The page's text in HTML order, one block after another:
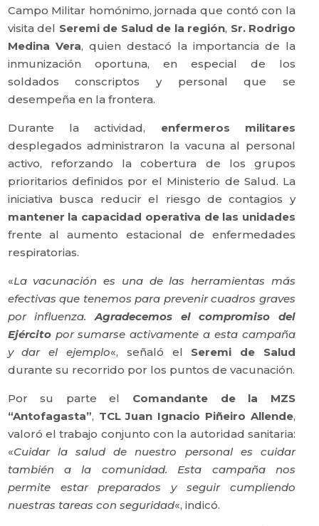
Campo Militar homónimo, jornada que contó con la
visita del Seremi de Salud de la región, Sr. Rodrigo
Medina Vera, quien destacó la importancia de la
inmunización oportuna, en especial de los
soldados conscriptos y personal que se
desempeña en la frontera.
Durante la actividad, enfermeros militares
desplegados administraron la vacuna al personal
activo, reforzando la cobertura de los grupos
prioritarios definidos por el Ministerio de Salud. La
iniciativa busca reducir el riesgo de contagios y
mantener la capacidad operativa de las unidades
frente al aumento estacional de enfermedades
respiratorias.
«La vacunación es una de las herramientas más
efectivas que tenemos para prevenir cuadros graves
por influenza.Agradecemos el compromiso del
Ejércitopor sumarse activamente a esta campaña
y dar el ejemplo«, señaló el Seremi de Salud
durante su recorrido por los puntos de vacunación.
Por su parte el Comandante de la MZS
“Antofagasta”, TCL Juan Ignacio Piñeiro Allende,
valoró el trabajo conjunto con la autoridad sanitaria:
«Cuidar la salud de nuestro personal es cuidar
también a la comunidad. Esta campaña nos
permite estar preparados y seguir cumpliendo
nuestras tareas con seguridad«, indicó.